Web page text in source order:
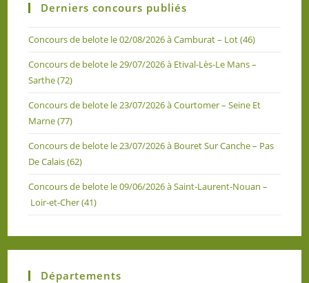
Derniers concours publiés
Concours de belote le 02/08/2026 à Camburat – Lot (46)
Concours de belote le 29/07/2026 à Etival-Lès-Le Mans –
Sarthe (72)
Concours de belote le 23/07/2026 à Courtomer – Seine Et
Marne (77)
Concours de belote le 23/07/2026 à Bouret Sur Canche – Pas
De Calais (62)
Concours de belote le 09/06/2026 à Saint-Laurent-Nouan –
Loir-et-Cher (41)
Départements